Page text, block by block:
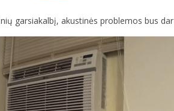
garsiakalbį, akustinės problemos bus